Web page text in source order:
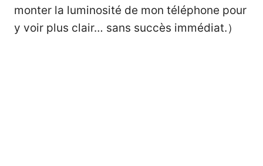
monter la luminosité de mon téléphone pour
y voir plus clair… sans succès immédiat.）